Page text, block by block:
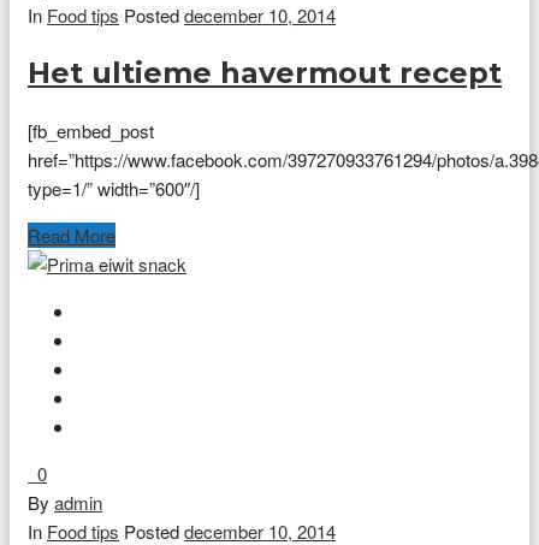
In Food tips Posteddecember 10, 2014
Het ultieme havermout recept
[fb_embed_post
href=”https://www.facebook.com/397270933761294/photos/
type=1/” width=”600″/]
Read More
0
By admin
In Food tips Posteddecember 10, 2014